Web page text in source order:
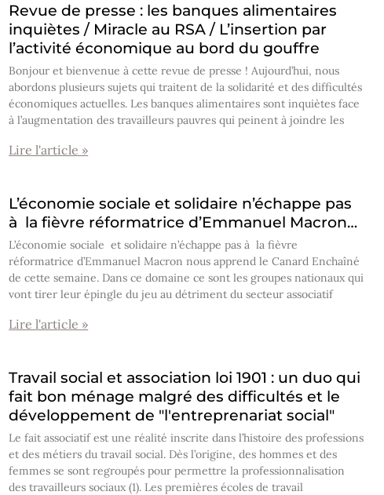
Revue de presse : les banques alimentaires
inquiètes / Miracle au RSA / L’insertion par
l’activité économique au bord du gouffre
Bonjour et bienvenue à cette revue de presse ! Aujourd’hui, nous
abordons plusieurs sujets qui traitent de la solidarité et des difficultés
économiques actuelles. Les banques alimentaires sont inquiètes face
à l’augmentation des travailleurs pauvres qui peinent à joindre les
Lire l'article »
L’économie sociale et solidaire n’échappe pas
à la fièvre réformatrice d’Emmanuel Macron…
L’économie sociale et solidaire n’échappe pas à la fièvre
réformatrice d’Emmanuel Macron nous apprend le Canard Enchaîné
de cette semaine. Dans ce domaine ce sont les groupes nationaux qui
vont tirer leur épingle du jeu au détriment du secteur associatif
Lire l'article »
Travail social et association loi 1901 : un duo qui
fait bon ménage malgré des difficultés et le
développement de "l'entreprenariat social"
Le fait associatif est une réalité inscrite dans l’histoire des professions
et des métiers du travail social. Dès l’origine, des hommes et des
femmes se sont regroupés pour permettre la professionnalisation
des travailleurs sociaux (1). Les premières écoles de travail